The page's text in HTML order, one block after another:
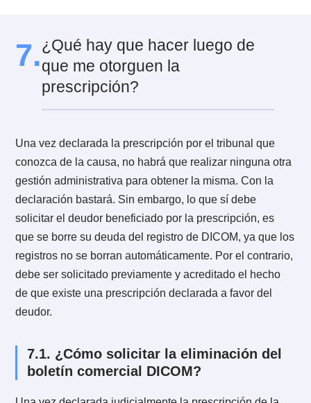
demás requisitos ganará el juicio y la deuda será
declarada prescrita.
Demanda nueva por deuda cuyo plazo de
aún no se cumple: en este caso, el plazo de
que estaba transcurriendo se interrumpirá una vez
debe empezar a contar desde cero nuevamente. A
continuación, daremos un ejemplo para explicarlo.
Esteban pidió un préstamo al Banco “x”
documentandose en un pagaré que ya se encuentra
vencido hace 9 meses. Técnicamente a Esteban le
faltan 3 meses para obtener la prescripción del
Si en el transcurso del 10º mes lo notifican de la
demanda de cobro de pagaré, Esteban perderá los
comenzar desde cero el cómputo del plazo.